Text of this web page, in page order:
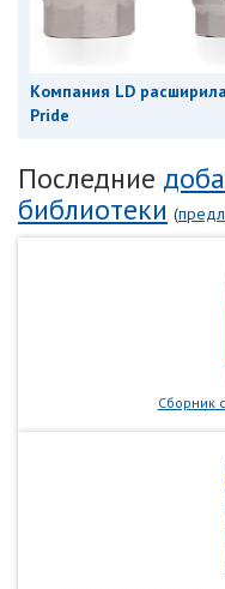
Компания LD
Pride
Последние
библиотеки (
Сборник